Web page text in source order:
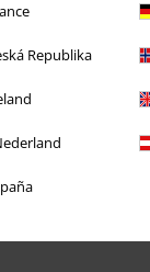
Republika